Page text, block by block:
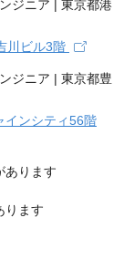
川ビル3階
ンシティ56階
あります
ります